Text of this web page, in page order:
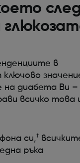
в
на диабета Ви –
всичко това
си,†
ръка